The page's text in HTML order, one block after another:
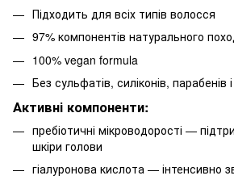
Підходить для всіх типів волосся
97% компонентів натурального
100% vegan formula
Без сульфатів, силіконів, парабенів
Активні компоненти:
пребіотичні мікроводорості —
шкіри голови
гіалуронова кислота — інтенсивно